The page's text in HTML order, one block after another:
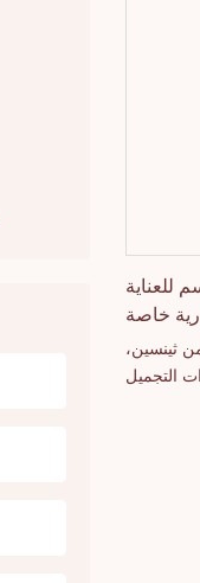
وخيارات
لعلامات
بالشفاه
للعناية
خاصة
ثينسين،
التجميل